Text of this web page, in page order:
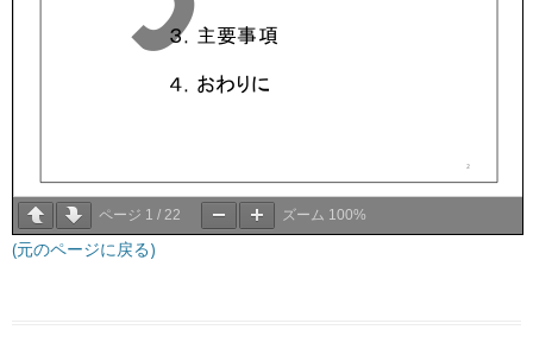
ページ 1 / 22 ズーム 100%
(元のページに戻る)